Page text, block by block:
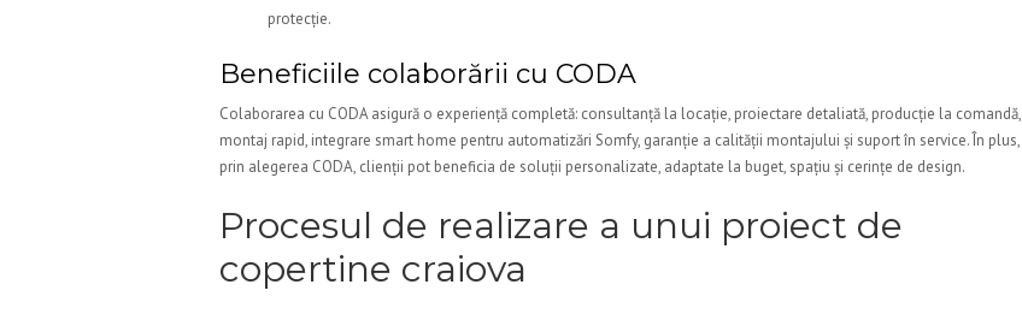
protecție.
Beneficiile colaborării cu CODA
Colaborarea cu CODA asigură o experiență completă: consultanță la locație, proiectare detaliată, producție la comandă,
montaj rapid, integrare smart home pentru automatizări Somfy, garanție a calității montajului și suport în service. În plus,
prin alegerea CODA, clienții pot beneficia de soluții personalizate, adaptate la buget, spațiu și cerințe de design.
Procesul de realizare a unui proiect de
copertine craiova